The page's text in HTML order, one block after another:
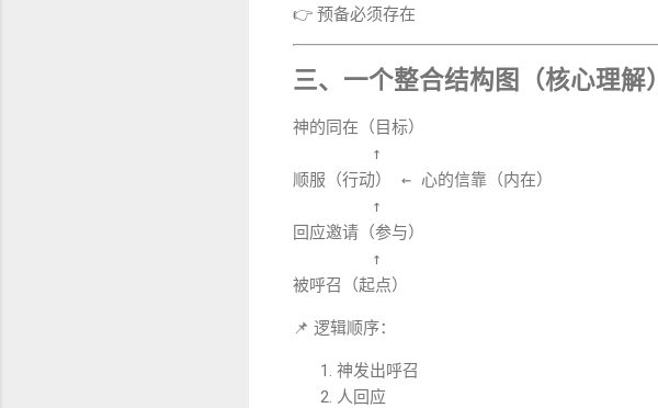
👉 预备必须存在
三、一个整合结构图（核心理解）
神的同在（目标）
        ↑
顺服（行动） ← 心的信靠（内在）
        ↑
回应邀请（参与）
        ↑
被呼召（起点）
📌 逻辑顺序：
神发出呼召
人回应